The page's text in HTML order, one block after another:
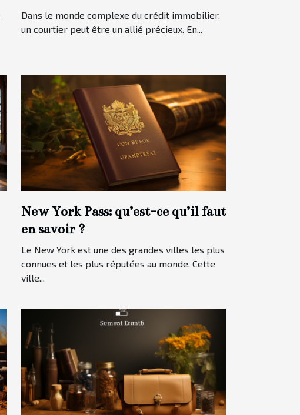
client à obtenir le meilleur taux
possible
Dans le monde complexe du crédit immobilier,
un courtier peut être un allié précieux. En...
New York Pass: qu’est-ce qu’il faut
en savoir ?
Le New York est une des grandes villes les plus
connues et les plus réputées au monde. Cette
ville...